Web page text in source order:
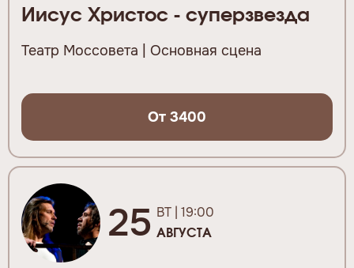
Иисус Христос - суперзвезда
Театр Моссовета | Основная сцена
От 3400
25 ВТ | 19:00
АВГУСТА